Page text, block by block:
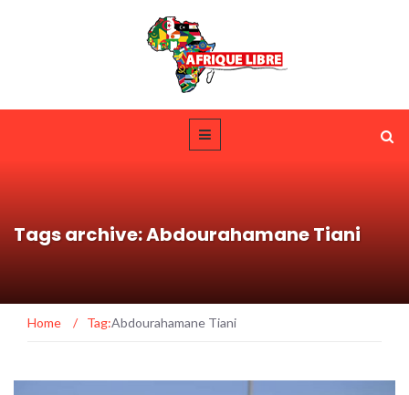
Tags archive: Abdourahamane Tiani
Home / Tag:Abdourahamane Tiani